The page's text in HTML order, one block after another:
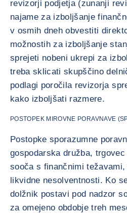
revizorji podjetja (zunanji
najame za izboljšanje
v osmih dneh obvestiti
možnostih za izboljšanje
sprejeti nobeni ukrepi za
treba sklicati skupščino
podlagi poročila revizorja
kako izboljšati razmere.
POSTOPEK MIROVNE PORAVNAVE
Postopke sporazumne
gospodarska družba,
sooča s finančnimi
likvidne nesolventnosti. Ko
dolžnik postavi pod nadzor
za omejeno obdobje treh